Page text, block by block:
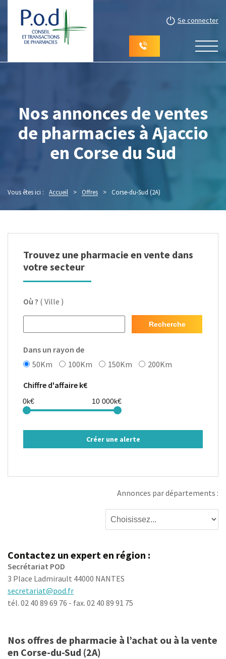
Se connecter
Nos annonces de ventes
de pharmacies à Ajaccio
en Corse du Sud
Vous êtes ici : Accueil > Offres > Corse-du-Sud (2A)
Trouvez une pharmacie en vente dans
votre secteur
Où ? ( Ville )
Recherche
Dans un rayon de
50Km
100Km 150Km 200Km
Chiffre d'affaire k€
Créer une alerte
Annonces par départements :
Contactez un expert en région :
Secrétariat POD
3 Place Ladmirault 44000 NANTES
secretariat@pod.fr
tél. 02 40 89 69 76 - fax. 02 40 89 91 75
Nos offres de pharmacie à l’achat ou à la vente
en Corse-du-Sud (2A)